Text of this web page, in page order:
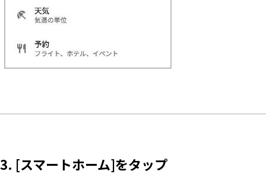
3. [スマートホーム]をタップ